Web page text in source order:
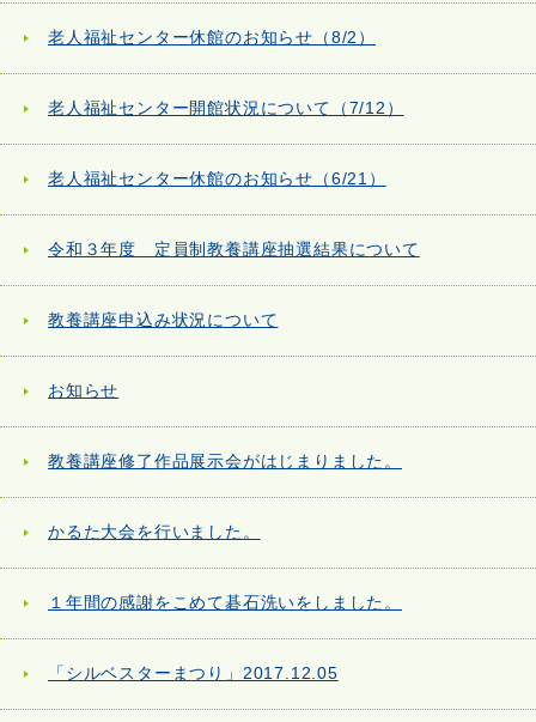
老人福祉センター休館のお知らせ（8/2）
老人福祉センター開館状況について（7/12）
老人福祉センター休館のお知らせ（6/21）
令和３年度 定員制教養講座抽選結果について
教養講座申込み状況について
お知らせ
教養講座修了作品展示会がはじまりました。
かるた大会を行いました。
１年間の感謝をこめて碁石洗いをしました。
「シルベスターまつり」2017.12.05